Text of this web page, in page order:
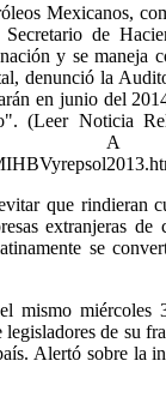
Mexicanos,
de
y se maneja
denunció la
en junio del
(Leer Noticia
que rindieran
extranjeras
se
mismo
de su
Alertó sobre la